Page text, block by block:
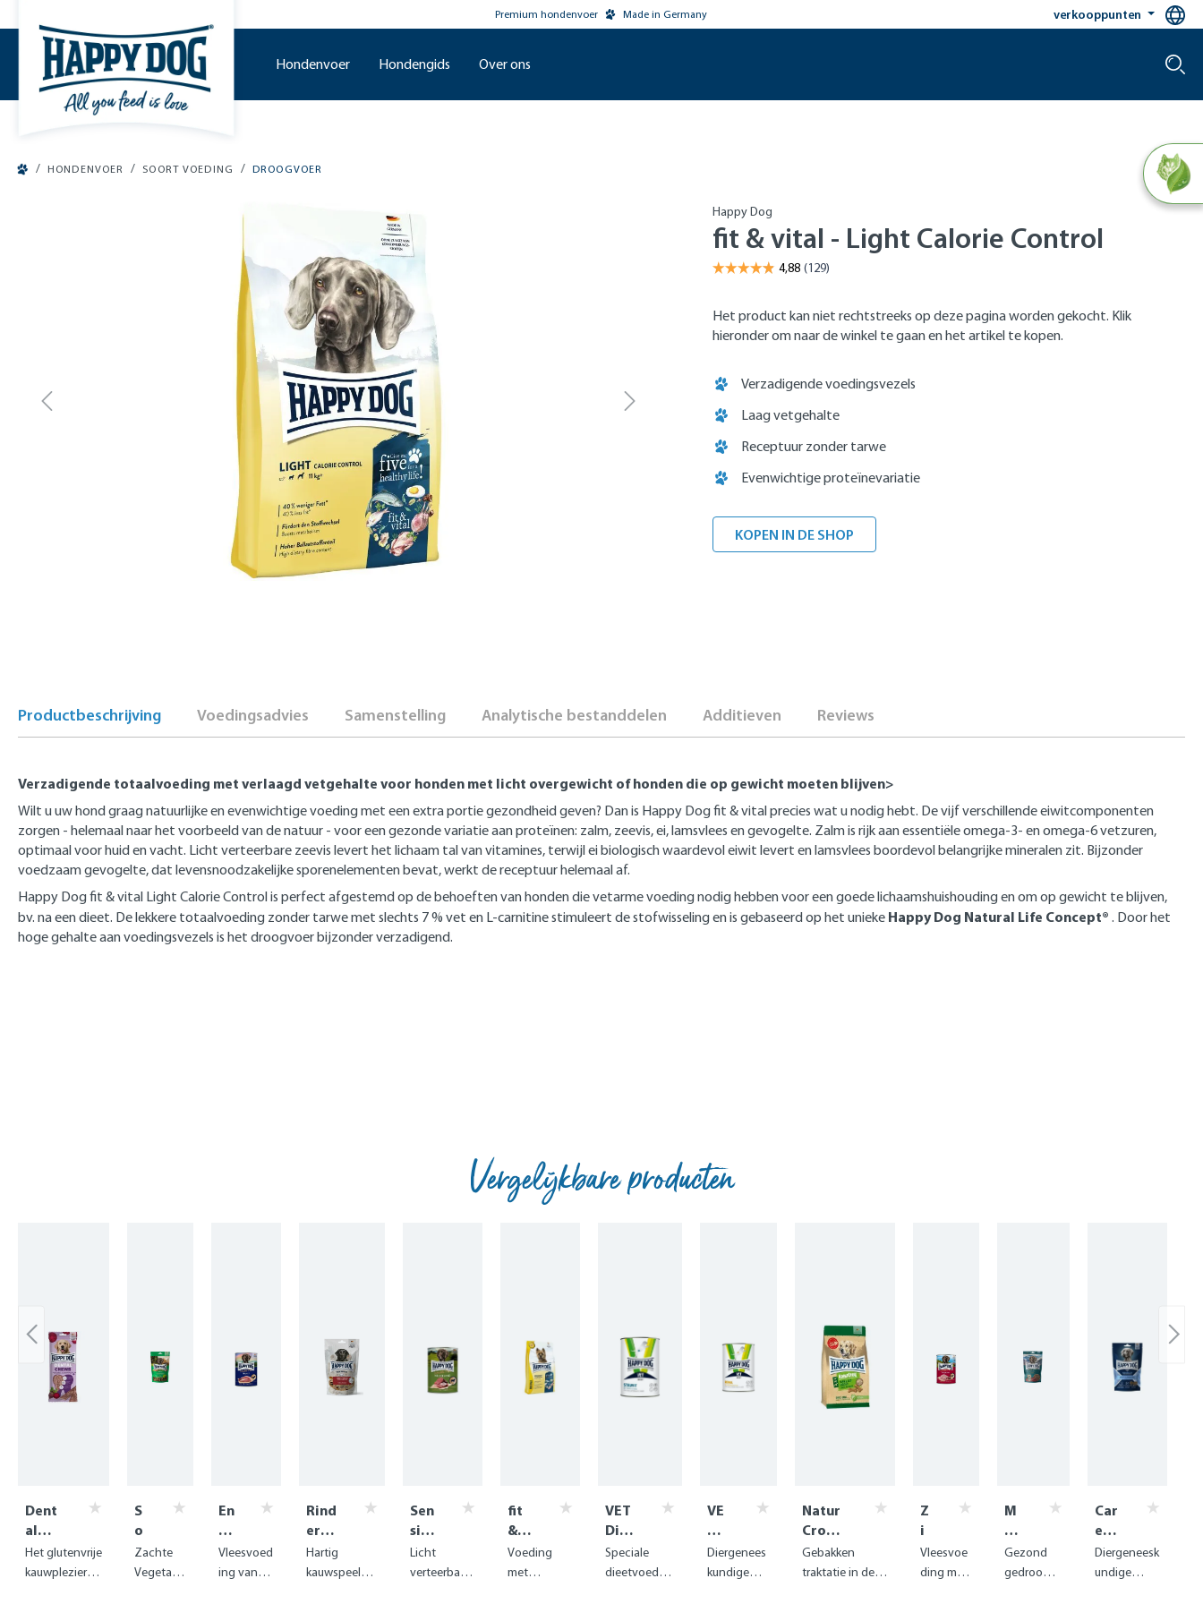
Premium hondenvoer Made in Germany verkooppunten
Hondenvoer Hondengids Over ons
/ HONDENVOER / SOORT VOEDING / DROOGVOER
Happy Dog
fit & vital - Light Calorie Control
Het product kan niet rechtstreeks op deze pagina worden gekocht. Klik
hieronder om naar de winkel te gaan en het artikel te kopen.
Verzadigende voedingsvezels
Laag vetgehalte
Receptuur zonder tarwe
Evenwichtige proteïnevariatie
KOPEN IN DE SHOP
Productbeschrijving Voedingsadvies Samenstelling Analytische bestanddelen Additieven Reviews
Verzadigende totaalvoeding met verlaagd vetgehalte voor honden met licht overgewicht of honden die op gewicht moeten blijven>
Wilt u uw hond graag natuurlijke en evenwichtige voeding met een extra portie gezondheid geven? Dan is Happy Dog fit & vital precies wat u nodig hebt. De vijf verschillende eiwitcomponenten
zorgen - helemaal naar het voorbeeld van de natuur - voor een gezonde variatie aan proteïnen: zalm, zeevis, ei, lamsvlees en gevogelte. Zalm is rijk aan essentiële omega-3- en omega-6 vetzuren,
optimaal voor huid en vacht. Licht verteerbare zeevis levert het lichaam tal van vitamines, terwijl ei biologisch waardevol eiwit levert en lamsvlees boordevol belangrijke mineralen zit. Bijzonder
voedzaam gevogelte, dat levensnoodzakelijke sporenelementen bevat, werkt de receptuur helemaal af.
Happy Dog fit & vital Light Calorie Control is perfect afgestemd op de behoeften van honden die vetarme voeding nodig hebben voor een goede lichaamshuishouding en om op gewicht te blijven,
bv. na een dieet. De lekkere totaalvoeding zonder tarwe met slechts 7 % vet en L-carnitine stimuleert de stofwisseling en is gebaseerd op het unieke Happy Dog Natural Life Concept® . Door het
hoge gehalte aan voedingsvezels is het droogvoer bijzonder verzadigend.
Vergelijkbare producten
Dent
al
Snac
ks -
Het glutenvrije
kauwplezier
S
o
ft
S
Zachte
Vegetaris
En
te
P
ur
Vleesvoed
ing van
Rind
erst
ross
en -
Hartig
kauwspeeltje
Sen
sibl
e
Pur
Licht
verteerbare
fit
&
vita
l
Voeding
met
VET
Diät
Stru
vit
Speciale
dieetvoedin
VE
T
Diä
t
Diergenees
kundige
Natur
Croq
Knoch
en -
Gebakken
traktatie in de
Z
i
e
g
Vleesvoe
ding met
M
ea
t
Sn
Gezond
gedroogd
Car
e
Sna
ck
Diergeneesk
undige